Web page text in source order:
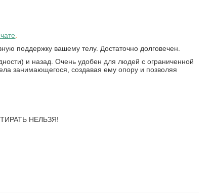
поддержку вашему телу. Достаточно долговечен.
и назад. Очень удобен для людей с ограниченной
занимающегося, создавая ему опору и позволяя
НЕЛЬЗЯ!